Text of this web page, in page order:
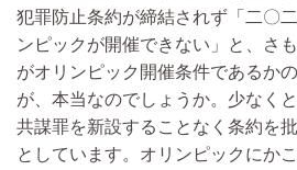
犯罪防止条約が締結されず「二〇
ンピックが開催できない」と、さ
がオリンピック開催条件であるか
が、本当なのでしょうか。少なく
共謀罪を新設することなく条約を
としています。オリンピックにか